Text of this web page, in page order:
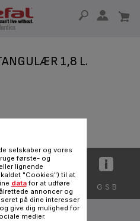
1,8 L.
Databeskyttelse G S B
selskaber og vores
første- og
lignende
"Cookies") til at
datafor at udføre
annoncer og
på dine interesser
give dig mulighed for
medier.